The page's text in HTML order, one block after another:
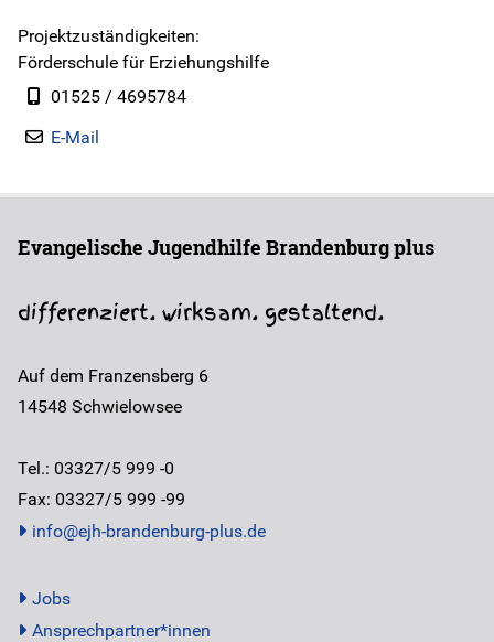
Geschäftsberichte
Projektzuständigkeiten:
Förderschule für Erziehungshilfe
01525 / 4695784
E-Mail
Evangelische Jugendhilfe Brandenburg plus
differenziert. wirksam. gestaltend.
Auf dem Franzensberg 6
14548 Schwielowsee
Tel.: 03327/5 999 -0
Fax: 03327/5 999 -99
info@ejh-brandenburg-plus.de
Jobs
Ansprechpartner*innen